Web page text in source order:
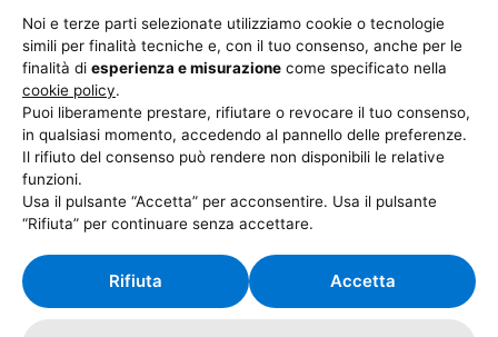
Noi e terze parti selezionate utilizziamo cookie o tecnologie
simili per finalità tecniche e, con il tuo consenso, anche per le
finalità di esperienza e misurazione come specificato nella
cookie policy.
Puoi liberamente prestare, rifiutare o revocare il tuo consenso,
in qualsiasi momento, accedendo al pannello delle preferenze.
Il rifiuto del consenso può rendere non disponibili le relative
funzioni.
Usa il pulsante “Accetta” per acconsentire. Usa il pulsante
“Rifiuta” per continuare senza accettare.
Rifiuta Accetta